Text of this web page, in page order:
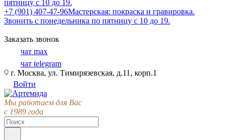
пятницу с 10 до 19.
+7 (901) 407-47-96Мастерская: покраска и гравировка.
Звонить с понедельника по пятницу с 10 до 19.
Заказать звонок
чат max
чат telegram
г. Москва, ул. Тимирязевская, д.11, корп.1
Войти
Мы работаем для Вас
с 1989 года